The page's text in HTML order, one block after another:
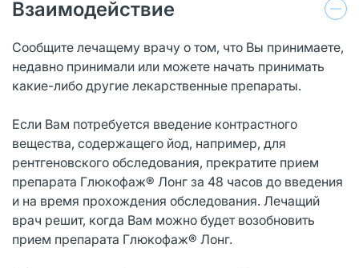
Взаимодействие
Сообщите лечащему врачу о том, что Вы принимаете,
недавно принимали или можете начать принимать
какие-либо другие лекарственные препараты.
Если Вам потребуется введение контрастного
вещества, содержащего йод, например, для
рентгеновского обследования, прекратите прием
препарата Глюкофаж® Лонг за 48 часов до введения
и на время прохождения обследования. Лечащий
врач решит, когда Вам можно будет возобновить
прием препарата Глюкофаж® Лонг.